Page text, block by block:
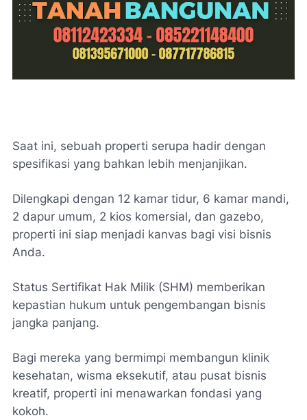
Saat ini, sebuah properti serupa hadir dengan
spesifikasi yang bahkan lebih menjanjikan.
Dilengkapi dengan 12 kamar tidur, 6 kamar mandi,
2 dapur umum, 2 kios komersial, dan gazebo,
properti ini siap menjadi kanvas bagi visi bisnis
Anda.
Status Sertifikat Hak Milik (SHM) memberikan
kepastian hukum untuk pengembangan bisnis
jangka panjang.
Bagi mereka yang bermimpi membangun klinik
kesehatan, wisma eksekutif, atau pusat bisnis
kreatif, properti ini menawarkan fondasi yang
kokoh.